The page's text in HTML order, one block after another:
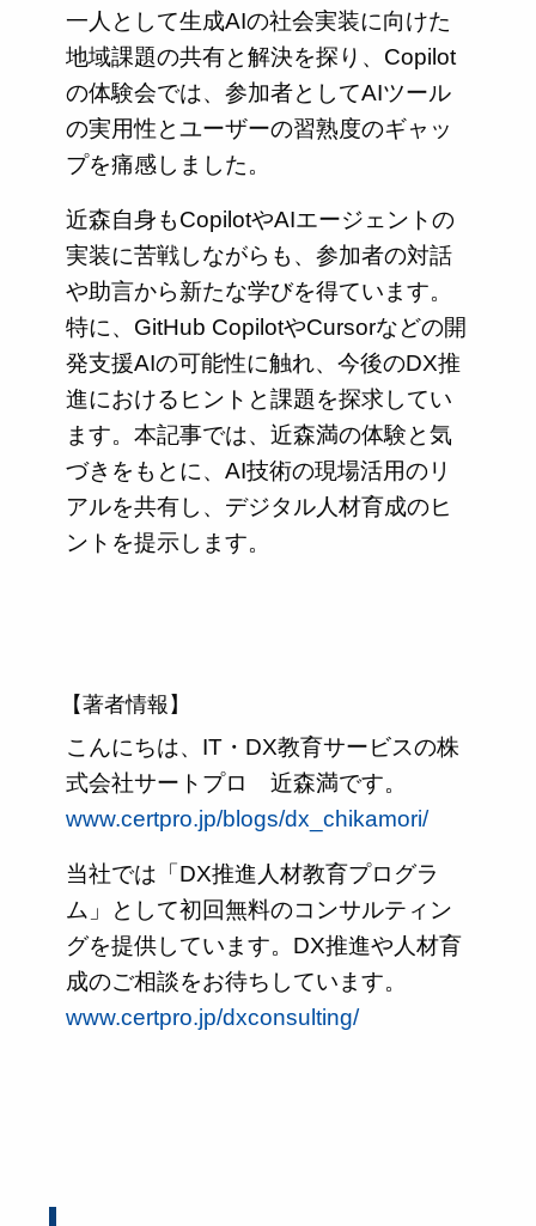
一人として生成AIの社会実装に向けた
地域課題の共有と解決を探り、Copilot
の体験会では、参加者としてAIツール
の実用性とユーザーの習熟度のギャッ
プを痛感しました。
近森自身もCopilotやAIエージェントの
実装に苦戦しながらも、参加者の対話
や助言から新たな学びを得ています。
特に、GitHub CopilotやCursorなどの開
発支援AIの可能性に触れ、今後のDX推
進におけるヒントと課題を探求してい
ます。本記事では、近森満の体験と気
づきをもとに、AI技術の現場活用のリ
アルを共有し、デジタル人材育成のヒ
ントを提示します。
【著者情報】
こんにちは、IT・DX教育サービスの株
式会社サートプロ 近森満です。
www.certpro.jp/blogs/dx_chikamori/
当社では「DX推進人材教育プログラ
ム」として初回無料のコンサルティン
グを提供しています。DX推進や人材育
成のご相談をお待ちしています。
www.certpro.jp/dxconsulting/